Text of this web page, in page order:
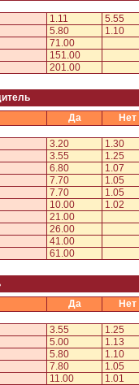
1.11
5.55
5.80
1.10
71.00
151.00
201.00
Да
Нет
3.20
1.30
3.55
1.25
6.80
1.07
7.70
1.05
7.70
1.05
10.00
1.02
21.00
26.00
41.00
61.00
Да
Нет
3.55
1.25
5.00
1.13
5.80
1.10
7.80
1.05
11.00
1.01